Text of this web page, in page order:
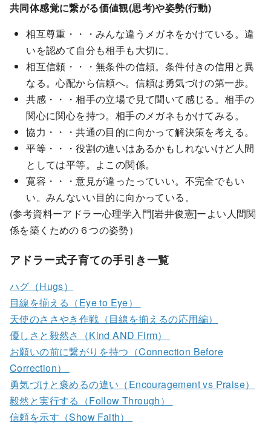
共同体感覚に繋がる価値観(思考)や姿勢(行動)
相互尊重・・・みんな違うメガネをかけている。違
いを認めて自分も相手も大切に。
相互信頼・・・無条件の信頼。条件付きの信用と異
なる。心配から信頼へ。信頼は勇気づけの第一歩。
共感・・・相手の立場で見て聞いて感じる。相手の
関心に関心を持つ。相手のメガネもかけてみる。
協力・・・共通の目的に向かって解決策を考える。
平等・・・役割の違いはあるかもしれないけど人間
としては平等。よこの関係。
寛容・・・意見が違ったっていい。不完全でもい
い。みんないい目的に向かっている。
(参考資料ーアドラー心理学入門[岩井俊憲]ーよい人間関
係を築くための６つの姿勢）
アドラー式子育ての手引き一覧
ハグ（Hugs）
目線を揃える（Eye to Eye）
天使のささやき作戦（目線を揃えるの応用編）
優しさと毅然さ（Kind AND Firm）
お願いの前に繋がりを持つ（Connection Before
Correction）
勇気づけと褒めるの違い（Encouragement vs Praise）
毅然と実行する（Follow Through）
信頼を示す（Show Faith）